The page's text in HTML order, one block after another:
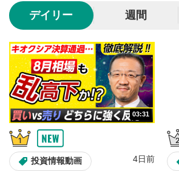
画質の選択/再生速度の変更ができます
スライダーを上下すると音量が調整で
8
全画面表示
動画が全画面で表示されます。再度ク
のサイズに戻ります。
デイリー 週間
03:31
投資情報動画 4日前